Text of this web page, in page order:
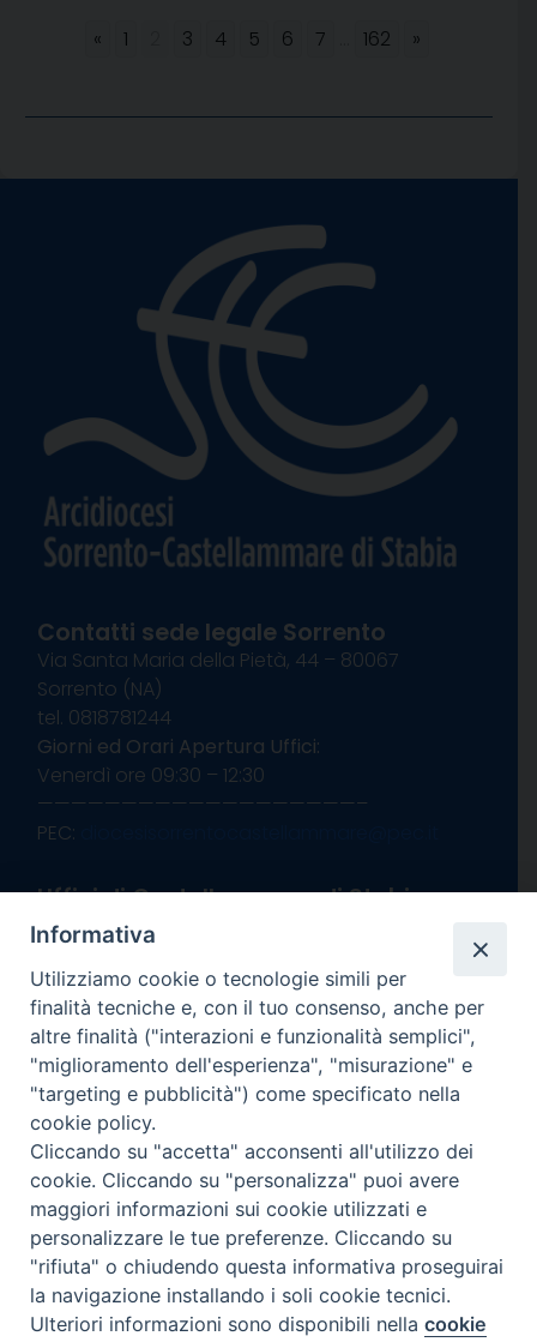
« 1 3 4 5 6 7 162 »
Contatti sede legale Sorrento
Via Santa Maria della Pietà, 44 – 80067
Sorrento (NA)
tel. 0818781244
Giorni ed Orari Apertura Uffici:
Venerdì ore 09:30 – 12:30
———————————————————–
PEC:
Uffici di Castellammare di Stabia
Vico Sant’Anna, 1 – 80053 Castellammare di
tel. 0818714501
Giorni ed Orari Apertura Uffici:
Lunedì e Mercoledì ore 09:00 – 13:00
Uffici Matrimoni:
Lunedì e Mercoledì ore 09:30 – 12:30
seguici su
Facebook
Instagram
X
YouTube
Channel
Feed
Informativa Privacy
COPYRIGHT © 2013-2025
Preferenze Cookie
Informativa
Utilizziamo cookie o tecnologie simili per
finalità tecniche e, con il tuo consenso, anche per
altre finalità ("interazioni e funzionalità semplici",
"miglioramento dell'esperienza", "misurazione" e
"targeting e pubblicità") come specificato nella
cookie policy.
Cliccando su "accetta" acconsenti all'utilizzo dei
cookie. Cliccando su "personalizza" puoi avere
maggiori informazioni sui cookie utilizzati e
personalizzare le tue preferenze. Cliccando su
"rifiuta" o chiudendo questa informativa proseguirai
la navigazione installando i soli cookie tecnici.
Ulteriori informazioni sono disponibili nellacookie